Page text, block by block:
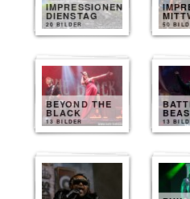
IMPRESSIONEN
DIENSTAG
20 BILDER 50
BEYOND THE
BLACK
13 BILDER 13